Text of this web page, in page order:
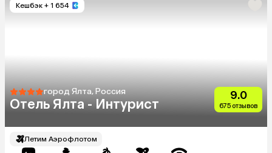
Кешбэк + 1 654
город Ялта, Россия
Отель Ялта - Интурист
9.0
675 отзывов
Летим Аэрофлотом